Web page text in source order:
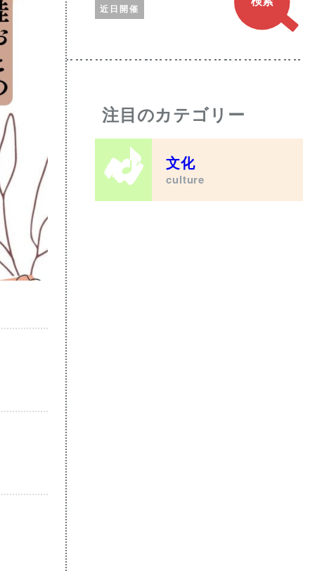
あ
る
ワ
ー
ド
近日開催
注目のカテゴリー
文化
culture